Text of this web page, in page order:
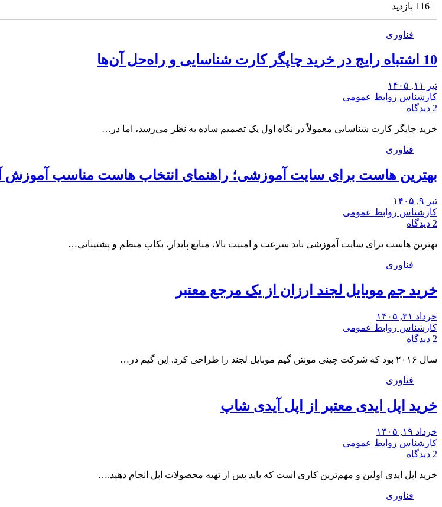
116 بازدید
فناوری
10 اشتباه رایج در خرید چاپگر کارت شناسایی و راه‌حل آن‌ها
تیر ۱۱, ۱۴۰۵
کارشناس روابط عمومی
2 دیدگاه
خرید چاپگر کارت شناسایی معمولاً در نگاه اول یک تصمیم ساده به نظر می‌رسد، اما در…
فناوری
بهترین هاست برای سایت آموزشی؛ راهنمای انتخاب هاست مناسب آموزش
تیر ۹, ۱۴۰۵
کارشناس روابط عمومی
2 دیدگاه
بهترین هاست برای سایت آموزشی باید سرعت و امنیت بالا، منابع پایدار، بکاپ منظم و پشتیبانی…
فناوری
خرید جم موبایل لجند ارزان از یک مرجع معتبر
خرداد ۳۱, ۱۴۰۵
کارشناس روابط عمومی
2 دیدگاه
سال ۲۰۱۶ بود که شرکت چینی مونتن گیم موبایل لجند را طراحی کرد. این گیم در…
فناوری
خرید اپل ایدی معتبر از اپل آیدی شاپ
خرداد ۱۹, ۱۴۰۵
کارشناس روابط عمومی
2 دیدگاه
خرید اپل ایدی اولین و مهم‌ترین کاری است که باید پس از تهیه محصولات اپل انجام دهید.…
فناوری